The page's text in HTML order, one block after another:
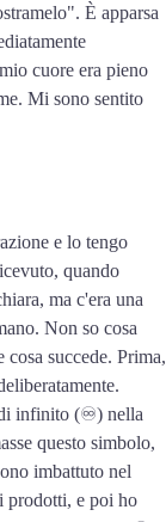
È apparsa
cuore era pieno
Mi sono sentito
e lo tengo
quando
ma c'era una
Non so cosa
succede. Prima,
infinito (♾️) nella
questo simbolo,
imbattuto nel
prodotti, e poi ho